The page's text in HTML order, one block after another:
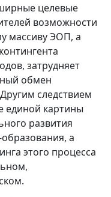
целевые
возможности
массиву ЭОП, а
затрудняет
обмен
следствием
единой картины
развития
а
этого процесса